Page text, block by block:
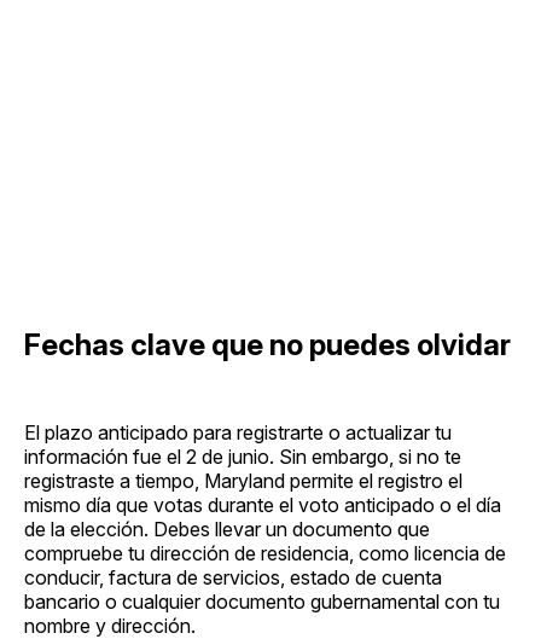
Fechas clave que no puedes olvidar
El plazo anticipado para registrarte o actualizar tu
información fue el 2 de junio. Sin embargo, si no te
registraste a tiempo, Maryland permite el registro el
mismo día que votas durante el voto anticipado o el día
de la elección. Debes llevar un documento que
compruebe tu dirección de residencia, como licencia de
conducir, factura de servicios, estado de cuenta
bancario o cualquier documento gubernamental con tu
nombre y dirección.